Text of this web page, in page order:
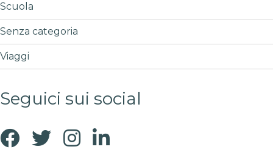
Scuola
Senza categoria
Viaggi
Seguici sui social